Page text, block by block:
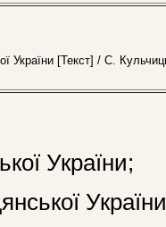
України [Текст] / С.
України;